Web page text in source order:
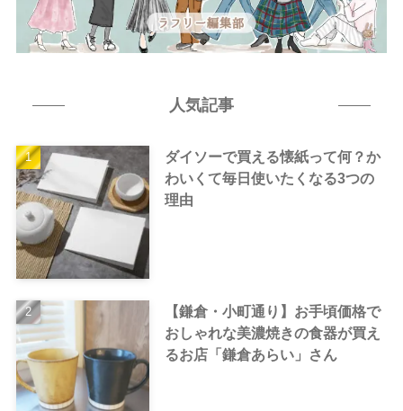
人気記事
ダイソーで買える懐紙って何？か
わいくて毎日使いたくなる3つの
理由
【鎌倉・小町通り】お手頃価格で
おしゃれな美濃焼きの食器が買え
るお店「鎌倉あらい」さん